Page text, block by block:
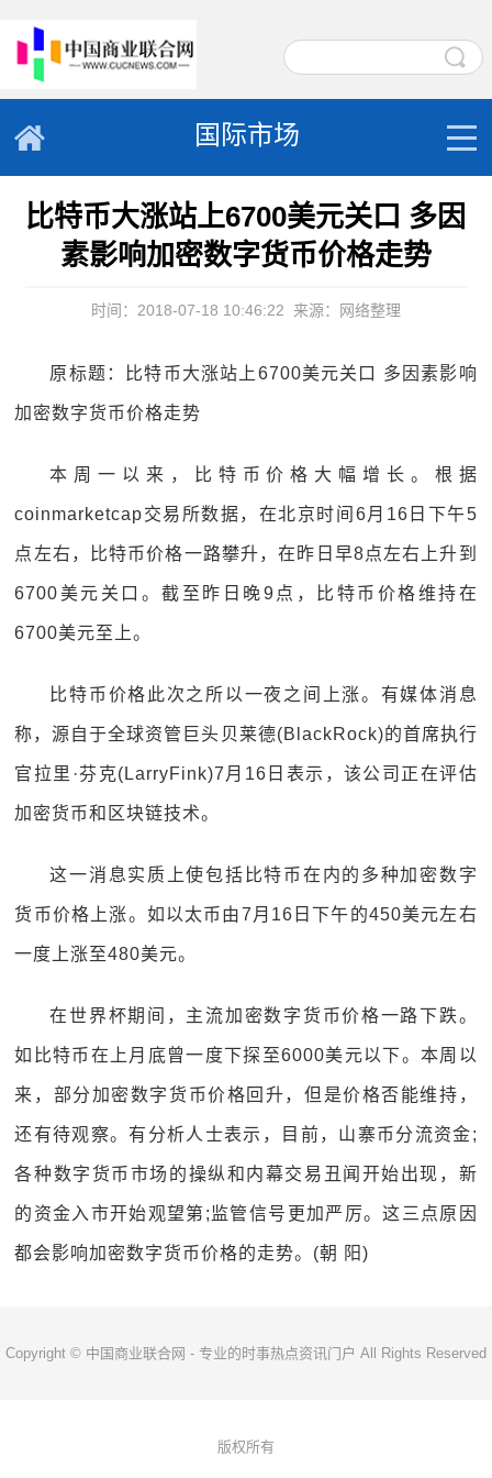
国际市场
比特币大涨站上6700美元关口 多因
素影响加密数字货币价格走势
时间：2018-07-18 10:46:22 来源：网络整理
原标题：比特币大涨站上6700美元关口 多因素影响
加密数字货币价格走势
本周一以来，比特币价格大幅增长。根据
coinmarketcap交易所数据，在北京时间6月16日下午5
点左右，比特币价格一路攀升，在昨日早8点左右上升到
6700美元关口。截至昨日晚9点，比特币价格维持在
6700美元至上。
比特币价格此次之所以一夜之间上涨。有媒体消息
称，源自于全球资管巨头贝莱德(BlackRock)的首席执行
官拉里·芬克(LarryFink)7月16日表示，该公司正在评估
加密货币和区块链技术。
这一消息实质上使包括比特币在内的多种加密数字
货币价格上涨。如以太币由7月16日下午的450美元左右
一度上涨至480美元。
在世界杯期间，主流加密数字货币价格一路下跌。
如比特币在上月底曾一度下探至6000美元以下。本周以
来，部分加密数字货币价格回升，但是价格否能维持，
还有待观察。有分析人士表示，目前，山寨币分流资金;
各种数字货币市场的操纵和内幕交易丑闻开始出现，新
的资金入市开始观望第;监管信号更加严厉。这三点原因
都会影响加密数字货币价格的走势。(朝 阳)
Copyright © 中国商业联合网 - 专业的时事热点资讯门户 All Rights Reserved
版权所有